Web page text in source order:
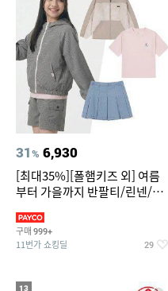
31% 6,930
[최대35%][폴햄키즈 외] 여름
부터 가을까지 반팔티/린넨/맨
구매 999+
11번가 쇼킹딜 29
13